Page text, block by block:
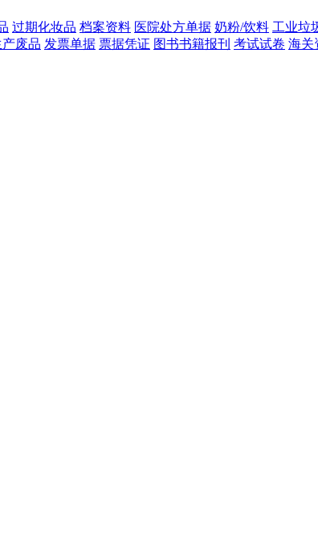
过期化妆品 档案资料 医院处方单据 奶粉/饮料 工业垃
废品 发票单据 票据凭证 图书书籍报刊 考试试卷 海关